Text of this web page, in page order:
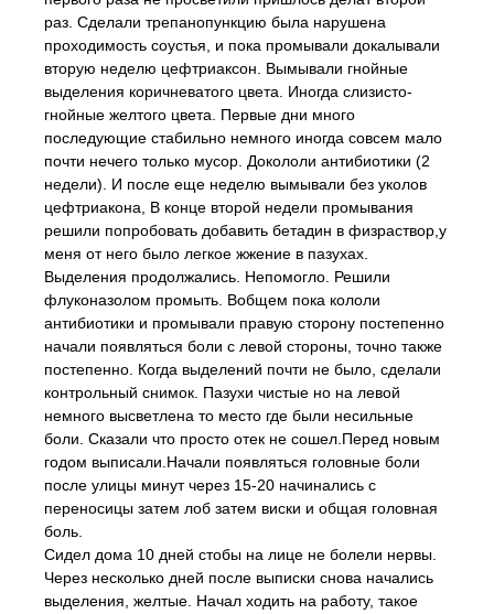
раз. Сделали трепанопункцию была нарушена
проходимость соустья, и пока промывали докалывали
вторую неделю цефтриаксон. Вымывали гнойные
выделения коричневатого цвета. Иногда слизисто-
гнойные желтого цвета. Первые дни много
последующие стабильно немного иногда совсем мало
почти нечего только мусор. Докололи антибиотики (2
недели). И после еще неделю вымывали без уколов
цефтриакона, В конце второй недели промывания
решили попробовать добавить бетадин в физраствор,у
меня от него было легкое жжение в пазухах.
Выделения продолжались. Непомогло. Решили
флуконазолом промыть. Вобщем пока кололи
антибиотики и промывали правую сторону постепенно
начали появляться боли с левой стороны, точно также
постепенно. Когда выделений почти не было, сделали
контрольный снимок. Пазухи чистые но на левой
немного высветлена то место где были несильные
боли. Сказали что просто отек не сошел.Перед новым
годом выписали.Начали появляться головные боли
после улицы минут через 15-20 начинались с
переносицы затем лоб затем виски и общая головная
боль.
Сидел дома 10 дней стобы на лице не болели нервы.
Через несколько дней после выписки снова начались
выделения, желтые. Начал ходить на работу, такое